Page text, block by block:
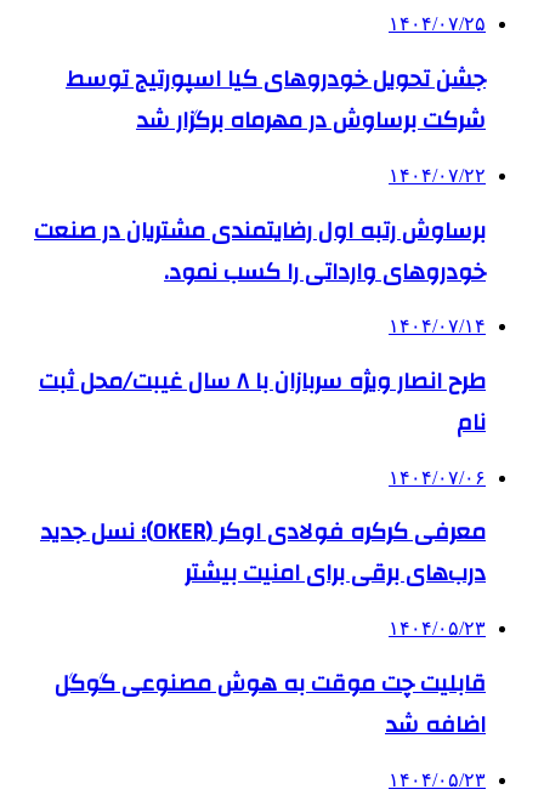
۱۴۰۴/۰۷/۲۵
جشن تحویل خودروهای کیا اسپورتیج توسط
شرکت برساوش در مهرماه برگزار شد
۱۴۰۴/۰۷/۲۲
برساوش رتبه اول رضایتمندی مشتریان در صنعت
خودروهای وارداتی را کسب نمود.
۱۴۰۴/۰۷/۱۴
طرح انصار ویژه سربازان با ۸ سال غیبت/محل ثبت
نام
۱۴۰۴/۰۷/۰۶
معرفی کرکره فولادی اوکر (OKER)؛ نسل جدید
درب‌های برقی برای امنیت بیشتر
۱۴۰۴/۰۵/۲۳
قابلیت چت موقت به هوش مصنوعی گوگل
اضافه شد
۱۴۰۴/۰۵/۲۳